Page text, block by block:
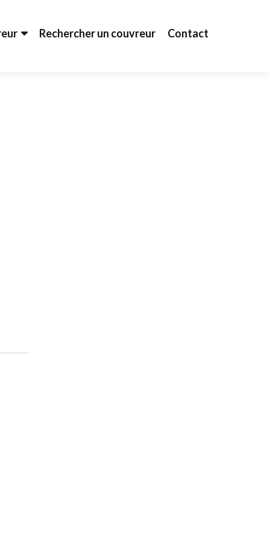
Rechercher un couvreur Contact